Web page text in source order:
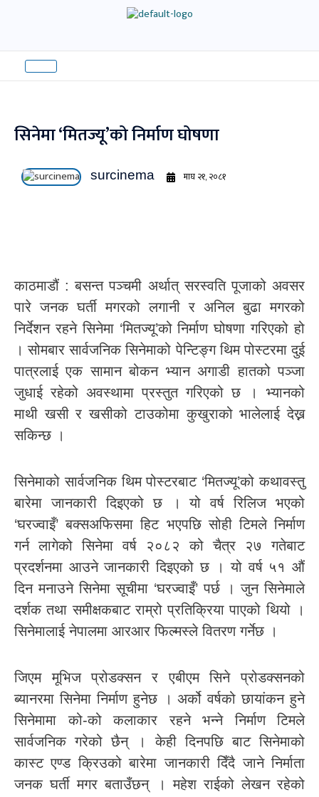
सिनेमा ‘मितज्यू’को निर्माण घोषणा
surcinema माघ २१, २०८१
काठमाडौं : बसन्त पञ्चमी अर्थात् सरस्वति पूजाको अवसर
पारे जनक घर्ती मगरको लगानी र अनिल बुढा मगरको
निर्देशन रहने सिनेमा ‘मितज्यू’को निर्माण घोषणा गरिएको हो
। सोमबार सार्वजनिक सिनेमाको पेन्टिङ्ग थिम पोस्टरमा दुई
पात्रलाई एक सामान बोकन भ्यान अगाडी हातको पञ्जा
जुधाई रहेको अवस्थामा प्रस्तुत गरिएको छ । भ्यानको
माथी खसी र खसीको टाउकोमा कुखुराको भालेलाई देख्न
सकिन्छ ।
सिनेमाको सार्वजनिक थिम पोस्टरबाट ‘मितज्यू’को कथावस्तु
बारेमा जानकारी दिइएको छ । यो वर्ष रिलिज भएको
‘घरज्वाइँ’ बक्सअफिसमा हिट भएपछि सोही टिमले निर्माण
गर्न लागेको सिनेमा वर्ष २०८२ को चैत्र २७ गतेबाट
प्रदर्शनमा आउने जानकारी दिइएको छ । यो वर्ष ५१ औं
दिन मनाउने सिनेमा सूचीमा ‘घरज्वाइँ’ पर्छ । जुन सिनेमाले
दर्शक तथा समीक्षकबाट राम्रो प्रतिक्रिया पाएको थियो ।
सिनेमालाई नेपालमा आरआर फिल्मस्ले वितरण गर्नेछ ।
जिएम मूभिज प्रोडक्सन र एबीएम सिने प्रोडक्सनको
ब्यानरमा सिनेमा निर्माण हुनेछ । अर्को वर्षको छायांकन हुने
सिनेमामा को-को कलाकार रहने भन्ने निर्माण टिमले
सार्वजनिक गरेको छैन् । केही दिनपछि बाट सिनेमाको
कास्ट एण्ड क्रिउको बारेमा जानकारी दिँदै जाने निर्माता
जनक घर्ती मगर बताउँछन् । महेश राईको लेखन रहेको